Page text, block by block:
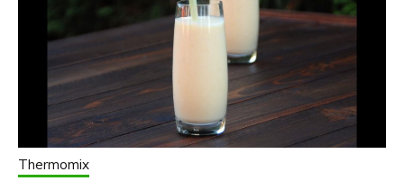
Thermomix